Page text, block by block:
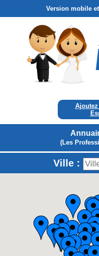
Version mobile
(Les
Ville :